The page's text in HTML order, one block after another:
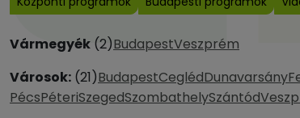
Vármegyék (2)BudapestVeszprém
Városok: (21)BudapestCeglédDunavarsány
PécsPéteriSzegedSzombathelySzántód